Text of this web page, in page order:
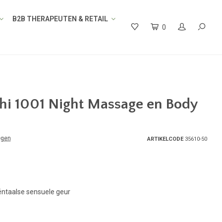
B2B THERAPEUTEN & RETAIL
0
1001 Night Massage en Body
ARTIKELCODE35610-50
sensuele geur